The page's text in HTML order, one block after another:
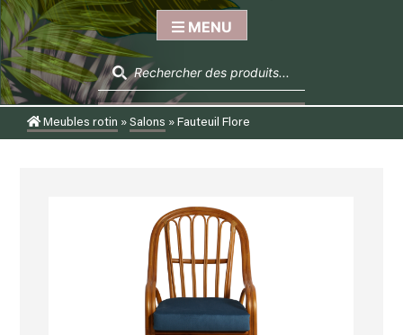
MENU
Recherche
de
produits
Meubles rotin » Salons » Fauteuil Flore